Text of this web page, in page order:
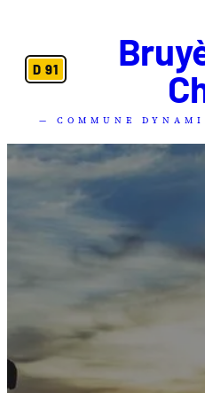
D 91
— COMMUNE